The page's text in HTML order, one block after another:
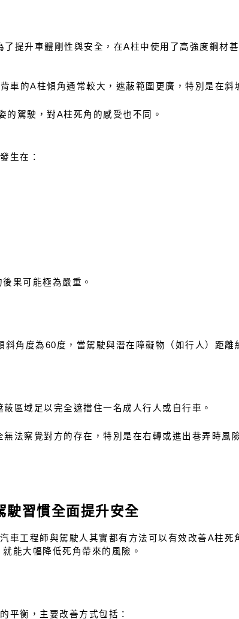
了提升車體剛性與安全，在A柱中使用了高強度鋼材
車的A柱傾角通常較大，遮蔽範圍更廣，特別是在斜
的駕駛，對A柱死角的感受也不同。
生在：
果可能極為嚴重。
角度為60度，當駕駛與潛在障礙物（如行人）距離
區域足以完全遮擋住一名成人行人或自行車。
法察覺對方的存在，特別是在右轉或進出巷弄時風
駛習慣全面提升安全
車工程師與駕駛人其實都有方法可以有效改善A柱死
能大幅降低死角帶來的風險。
平衡，主要改善方式包括：